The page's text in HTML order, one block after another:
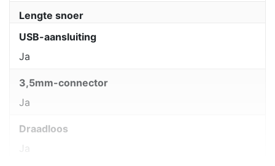
Lengte snoer
USB-aansluiting
Ja
3,5mm-connector
Ja
Draadloos
Ja